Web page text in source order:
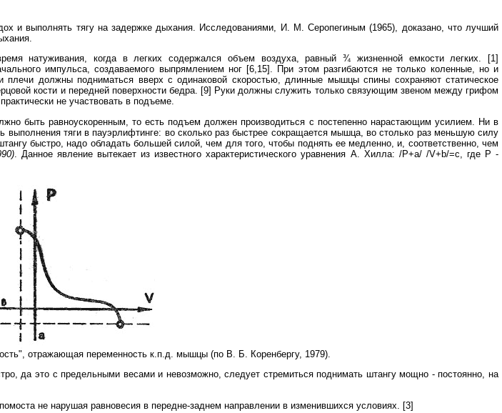
и выполнять тягу на задержке дыхания. Исследованиями, И. М. Серопегиным (1965), доказано, что лучший
натуживания, когда в легких содержался объем воздуха, равный ¾ жизненной емкости легких. [1]
импульса, создаваемого выпрямлением ног [6,15]. При этом разгибаются не только коленные, но и
плечи должны подниматься вверх с одинаковой скоростью, длинные мышцы спины сохраняют статическое
кости и передней поверхности бедра. [9] Руки должны служить только связующим звеном между грифом
не участвовать в подъеме.
быть равноускоренным, то есть подъем должен производиться с постепенно нарастающим усилием. Ни в
выполнения тяги в пауэрлифтинге: во сколько раз быстрее сокращается мышца, во столько раз меньшую силу
быстро, надо обладать большей силой, чем для того, чтобы поднять ее медленно, и, соответственно, чем
. Данное явление вытекает из известного характеристического уравнения А. Хилла: /Р+а/ /V+b/=с, где Р -
отражающая переменность к.п.д. мышцы (по В. Б. Коренбергу, 1979).
да это с предельными весами и невозможно, следует стремиться поднимать штангу мощно - постоянно, на
не нарушая равновесия в передне-заднем направлении в изменившихся условиях. [3]